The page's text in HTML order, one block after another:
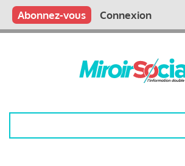
Aller
contenu
Main
Qui sommes nous ?
Vous publiez
Nous publions
Contactez-nous
Abonnez-vous Connexion